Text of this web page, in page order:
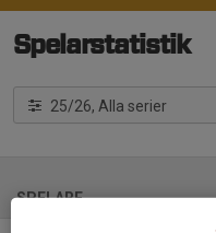
Spelarstatistik
25/26, Alla serier
SPELARE